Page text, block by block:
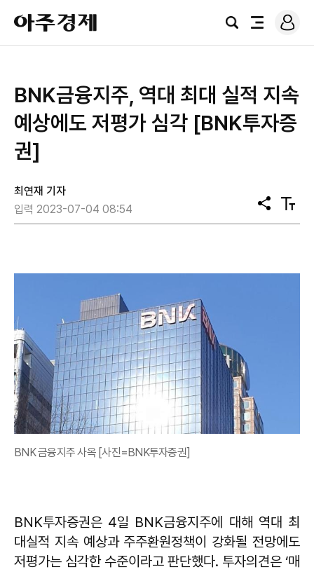
아
주
경
검
전
로
그
BNK금융지주, 역대 최대 실적 지속
예상에도 저평가 심각 [BNK투자증
권]
최연재 기자
입력 2023-07-04 08:54
공
유
텍
스
BNK 금융지주 사옥 [사진=BNK투자증권]
BNK투자증권은 4일 BNK금융지주에 대해 역대 최
대실적 지속 예상과 주주환원정책이 강화될 전망에도
저평가는 심각한 수준이라고 판단했다. 투자의견은 ‘매